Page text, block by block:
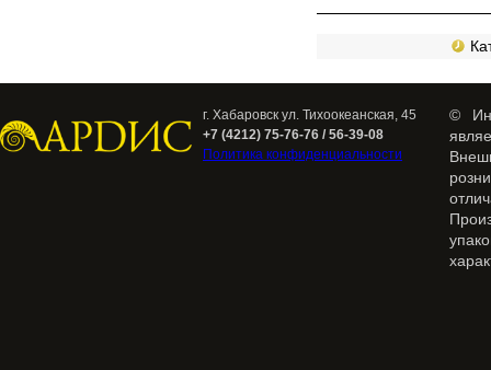
г. Хабаровск ул. Тихоокеанская, 45
+7 (4212) 75-76-76 / 56-39-08
Политика конфиденциальности
©